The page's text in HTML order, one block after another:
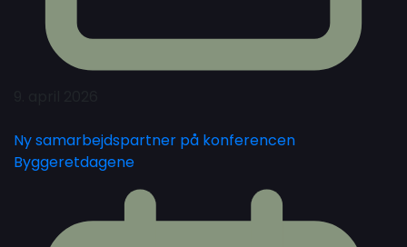
Ny samarbejdspartner på konferencen
Byggeretdagene